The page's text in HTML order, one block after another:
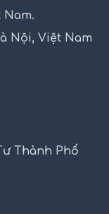
Nội, Việt Nam
Thành Phố